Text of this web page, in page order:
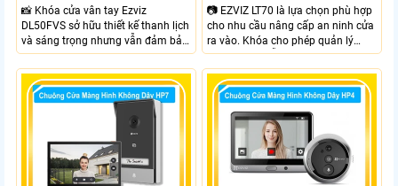
📸 Khóa cửa vân tay Ezviz
DL50FVS sở hữu thiết kế thanh lịch
và sáng trọng nhưng vẫn đảm bảo
sự chắc chắn với cùng nhiều
phương thức mở cửa tiện lợi như
vân tay, mật khẩu, thẻ từ và điều
khiển từ xa qua app. Ezviz
DL50FVS hỗ trợ quản lý người
dùng cảnh báo an ninh và kiểm tra
trạng thái khóa giúp kiểm soát ra
vào từ xa qua app EZVIZ
📷 EZVIZ LT70 là lựa chọn phù hợp
cho nhu cầu nâng cấp an ninh cửa
ra vào. Khóa cho phép quản lý
người dùng dễ dàng theo dõi trạng
thái hoạt động và hỗ trợ cảnh báo
thông minh qua điện thoại. Khóa
cửa mang lại sự tiện lợi nhờ sự linh
hoạt trong cách sử dụng như vân
tay, mật khẩu và thẻ từ đảm bảo
kiểm soát ra vào hiệu quả.